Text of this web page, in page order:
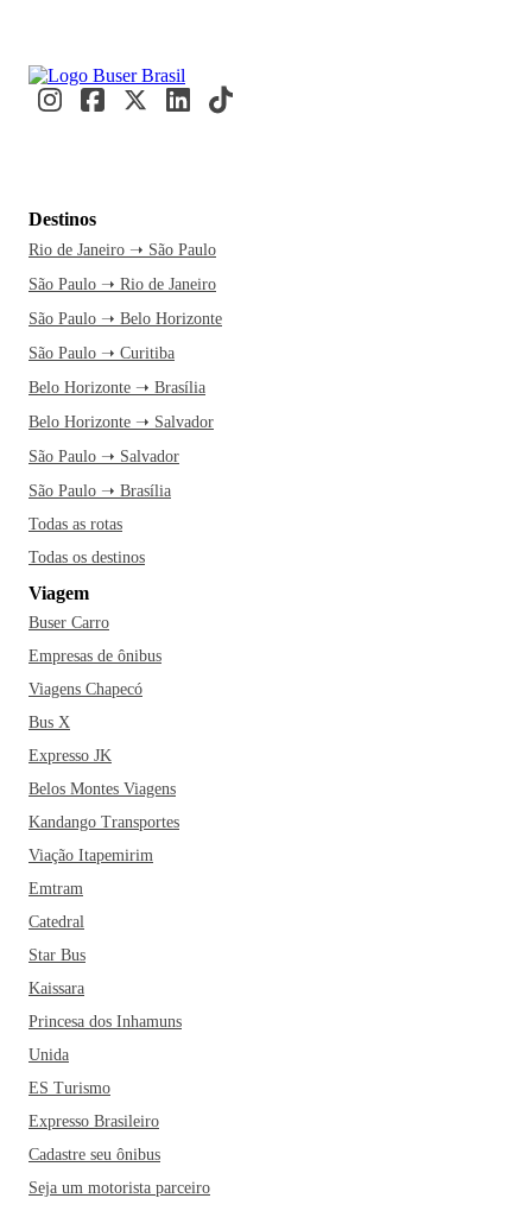
Destinos
Rio de Janeiro ➝ São Paulo
São Paulo ➝ Rio de Janeiro
São Paulo ➝ Belo Horizonte
São Paulo ➝ Curitiba
Belo Horizonte ➝ Brasília
Belo Horizonte ➝ Salvador
São Paulo ➝ Salvador
São Paulo ➝ Brasília
Todas as rotas
Todas os destinos
Viagem
Buser Carro
Empresas de ônibus
Viagens Chapecó
Bus X
Expresso JK
Belos Montes Viagens
Kandango Transportes
Viação Itapemirim
Emtram
Catedral
Star Bus
Kaissara
Princesa dos Inhamuns
Unida
ES Turismo
Expresso Brasileiro
Cadastre seu ônibus
Seja um motorista parceiro